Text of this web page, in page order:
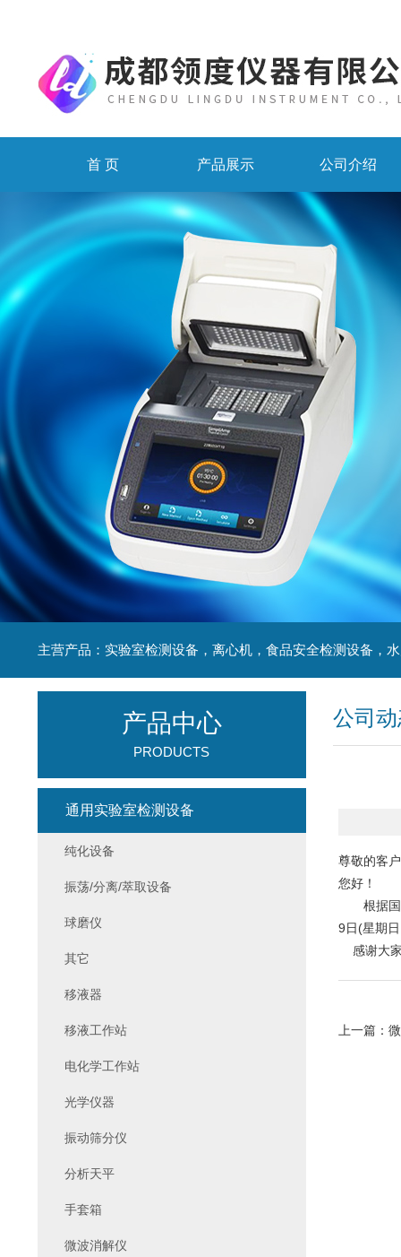
首 页 产品展示 公司介绍
公司
尊敬的客
您好！
根据国务
9日(星期
感谢大家
上一篇：
产品中心
PRODUCTS
通用实验室检测设备
纯化设备
振荡/分离/萃取设备
球磨仪
其它
移液器
移液工作站
电化学工作站
光学仪器
振动筛分仪
分析天平
手套箱
微波消解仪